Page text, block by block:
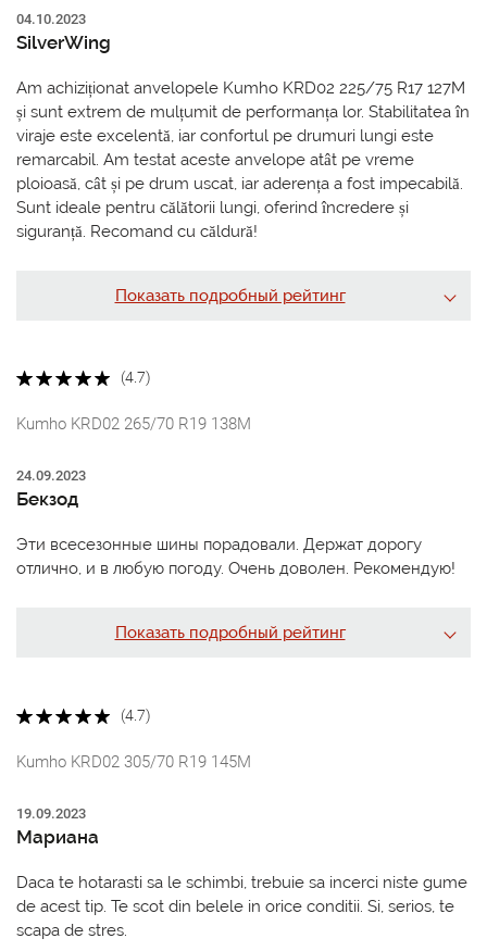
04.10.2023
SilverWing
Am achiziționat anvelopele Kumho KRD02 225/75 R17 127M
și sunt extrem de mulțumit de performanța lor. Stabilitatea în
viraje este excelentă, iar confortul pe drumuri lungi este
remarcabil. Am testat aceste anvelope atât pe vreme
ploioasă, cât și pe drum uscat, iar aderența a fost impecabilă.
Sunt ideale pentru călătorii lungi, oferind încredere și
siguranță. Recomand cu căldură!
Показать подробный рейтинг
(4.7)
Kumho KRD02 265/70 R19 138M
24.09.2023
Бекзод
Эти всесезонные шины порадовали. Держат дорогу
отлично, и в любую погоду. Очень доволен. Рекомендую!
Показать подробный рейтинг
(4.7)
Kumho KRD02 305/70 R19 145M
19.09.2023
Мариана
Daca te hotarasti sa le schimbi, trebuie sa incerci niste gume
de acest tip. Te scot din belele in orice conditii. Si, serios, te
scapa de stres.